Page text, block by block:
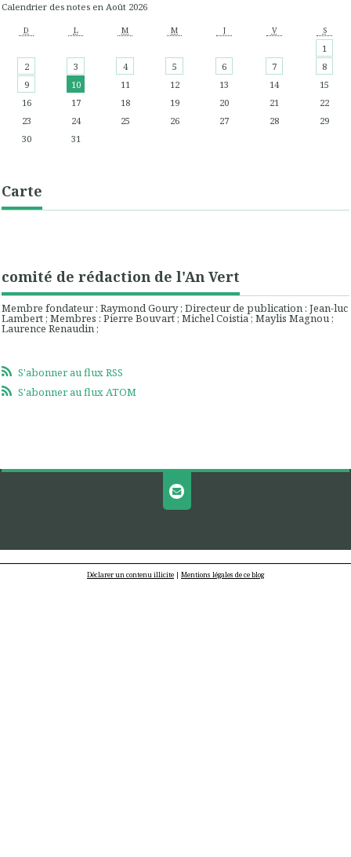
Calendrier des notes en Août 2026
D L M M J V S
1
2
3 4 5 6 7
8
9
10 11 12 13 14
15
16
17 18 19 20 21
22
23
24 25 26 27 28
29
30
31
Carte
comité de rédaction de l'An Vert
Membre fondateur : Raymond Goury ; Directeur de publication : Jean-luc
Lambert ; Membres : Pierre Bouvart ; Michel Coistia ; Maylis Magnou ;
Laurence Renaudin ;
S'abonner au flux RSS
S'abonner au flux ATOM
Déclarer un contenu illicite | Mentions légales de ce blog